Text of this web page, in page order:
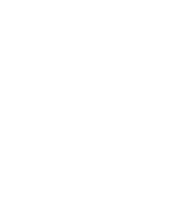
Перейти к основному